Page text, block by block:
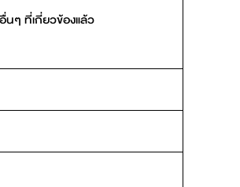
ๆ ที่เกี่ยวข้องแล้ว